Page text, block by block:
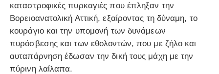
καταστροφικές πυρκαγιές που έπληξαν την
Βορειοανατολική Αττική, εξαίροντας τη δύναμη, το
κουράγιο και την υπομονή των δυνάμεων
πυρόσβεσης και των εθολοντών, που με ζήλο και
αυταπάρνηση έδωσαν την δική τους μάχη με την
πύρινη λαίλαπα.